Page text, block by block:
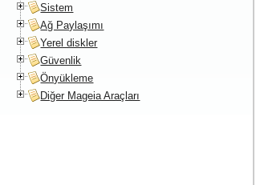
Sistem
Ağ Paylaşımı
Yerel diskler
Güvenlik
Önyükleme
Diğer Mageia Araçları